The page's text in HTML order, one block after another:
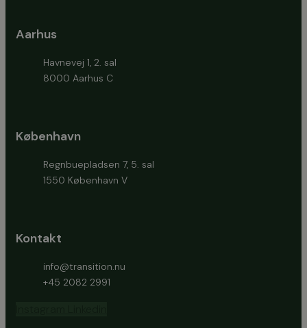
Aarhus
Havnevej 1, 2. sal
8000 Aarhus C
København
Regnbuepladsen 7, 5. sal
1550 København V
Kontakt
info@transition.nu
+45 2082 2991